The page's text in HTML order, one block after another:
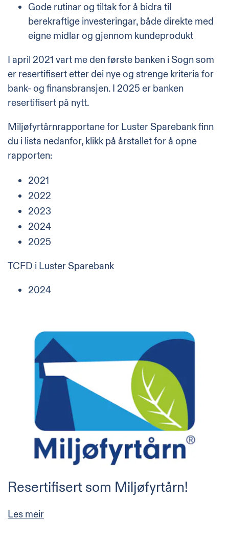
Gode rutinar og tiltak for å bidra til
berekraftige investeringar, både direkte med
eigne midlar og gjennom kundeprodukt
I april 2021 vart me den første banken i Sogn som
er resertifisert etter dei nye og strenge kriteria for
bank- og finansbransjen. I 2025 er banken
resertifisert på nytt.
Miljøfyrtårnrapportane for Luster Sparebank finn
du i lista nedanfor, klikk på årstallet for å opne
rapporten:
2021
2022
2023
2024
2025
TCFD i Luster Sparebank
2024
Resertifisert som Miljøfyrtårn!
Les meir